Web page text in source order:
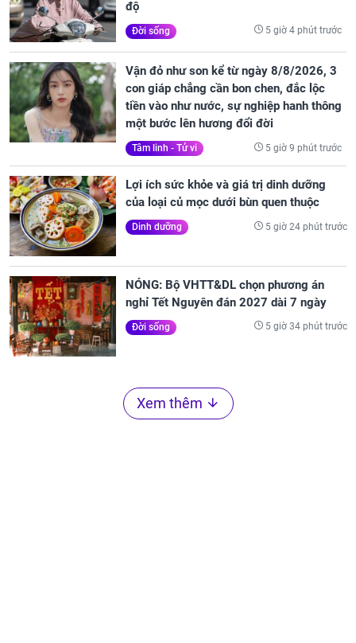
độ
Đời sống 5 giờ 4 phút trước
Vận đỏ như son kể từ ngày 8/8/2026, 3
con giáp chẳng cần bon chen, đắc lộc
tiền vào như nước, sự nghiệp hanh thông
một bước lên hương đổi đời
Tâm linh - Tử vi 5 giờ 9 phút trước
Lợi ích sức khỏe và giá trị dinh dưỡng
của loại củ mọc dưới bùn quen thuộc
Dinh dưỡng 5 giờ 24 phút trước
NÓNG: Bộ VHTT&DL chọn phương án
nghỉ Tết Nguyên đán 2027 dài 7 ngày
Đời sống 5 giờ 34 phút trước
Xem thêm